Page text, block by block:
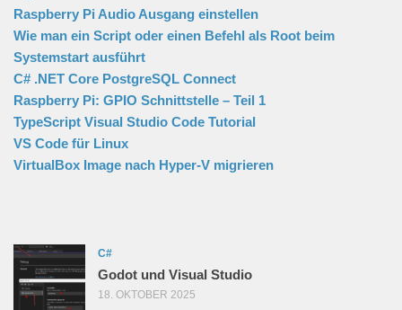
Raspberry Pi Audio Ausgang einstellen
Wie man ein Script oder einen Befehl als Root beim
Systemstart ausführt
C# .NET Core PostgreSQL Connect
Raspberry Pi: GPIO Schnittstelle – Teil 1
TypeScript Visual Studio Code Tutorial
VS Code für Linux
VirtualBox Image nach Hyper-V migrieren
C#
Godot und Visual Studio
18. OKTOBER 2025